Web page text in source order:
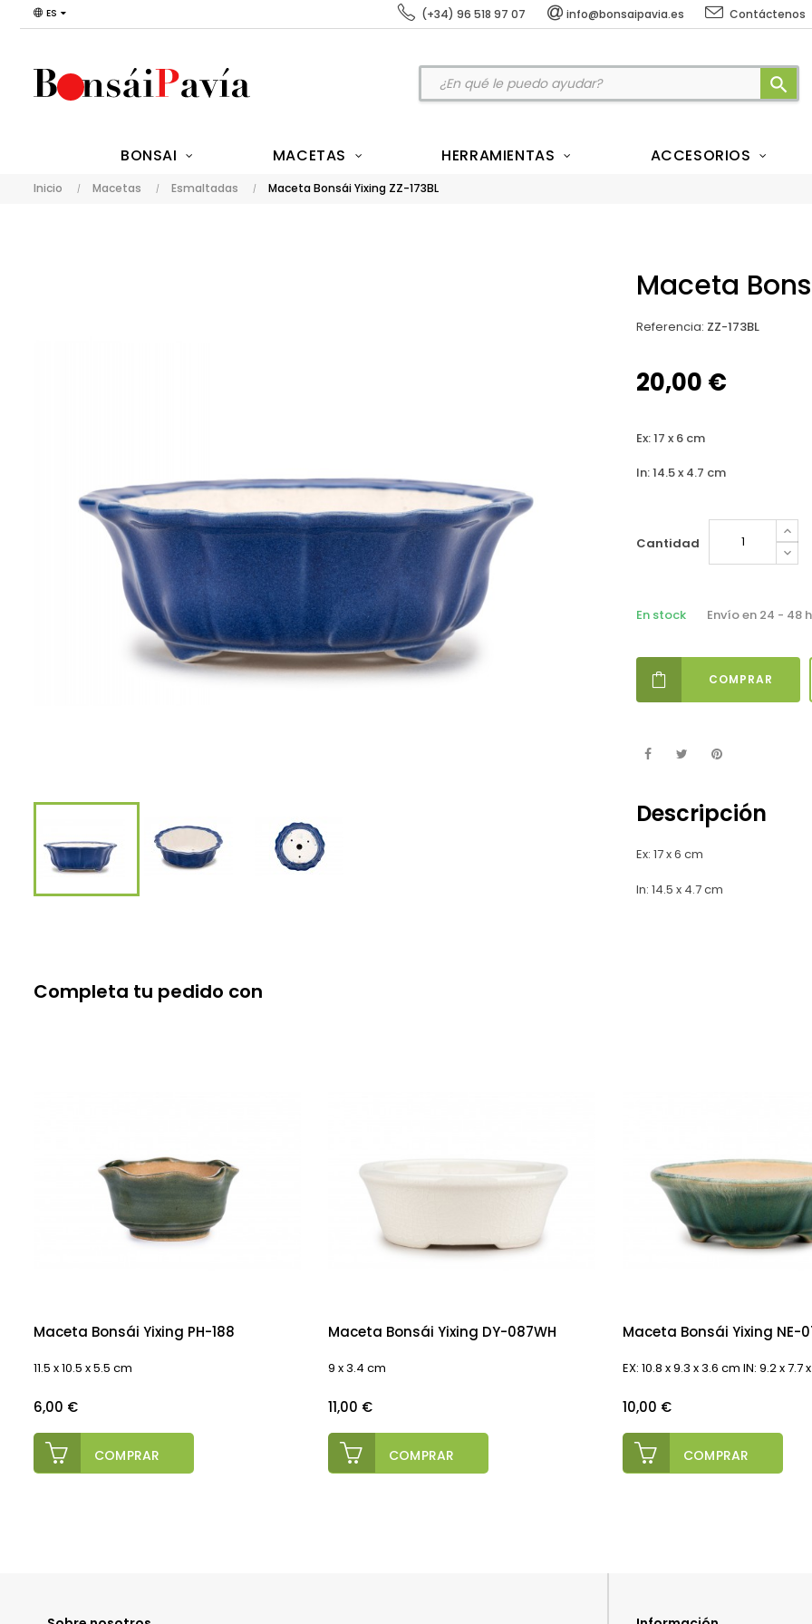
ES (+34) 96 518 97 07 info@bonsaipavia.es Contáctenos
search
BONSAI MACETAS HERRAMIENTAS ACCESORIOS
Inicio Macetas Esmaltadas Maceta Bonsái Yixing ZZ-173BL
Maceta
Referencia: ZZ-173BL
20,00 €
Ex: 17 x 6 cm
In: 14.5 x 4.7 cm
Cantidad
En stock Envío en 24 - 48
COMPRAR
Descripción
Ex: 17 x 6 cm
In: 14.5 x 4.7 cm
Completa tu pedido con
Maceta Bonsái Yixing PH-188
11.5 x 10.5 x 5.5 cm
Precio
6,00 €
COMPRAR
Maceta Bonsái Yixing DY-087WH
9 x 3.4 cm
Precio
11,00 €
COMPRAR
Maceta Bonsái Yixing NE-
EX: 10.8 x 9.3 x 3.6 cm IN: 9.2 x 7.7
Precio
10,00 €
COMPRAR